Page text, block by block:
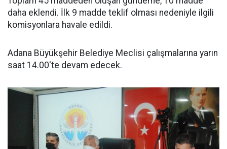
daha eklendi. İlk 9 madde teklif olması nedeniyle ilgili
komisyonlara havale edildi.
Adana Büyükşehir Belediye Meclisi çalışmalarına yarın
saat 14.00'te devam edecek.